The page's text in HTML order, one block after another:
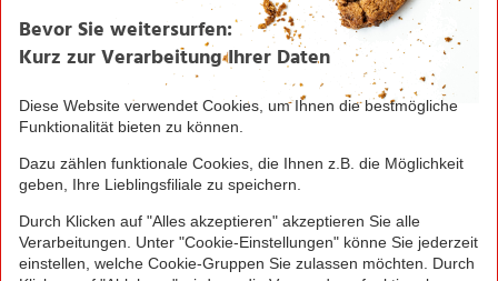
Unternehmen
Über NORMA
Organisation
International
Logistik
Filialnetz
Expansion
Karriere
Verantwortung/CSR